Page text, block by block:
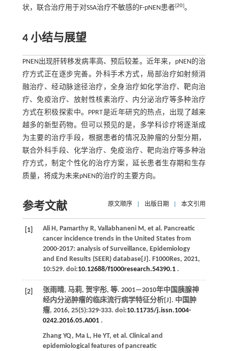
状，联合治疗用于对SSA治疗不敏感的F-pNEN患者[20]。
4 小结与展望
PNEN出现肝转移发病率高、预后较差。近年来，pNEN的治
疗方式正在逐步完善。外科手术方式，局部治疗如射频消
融治疗、经动脉途径治疗，全身治疗如化学治疗、靶向治
疗、免疫治疗、放射性核素治疗、内分泌治疗等多种治疗
方式在积极探索中。PPRT是近年研究的热点，出现了越来
越多的新型药物。但可以预见的是，多学科诊疗将逐渐成
为主要的治疗手段，根据患者的情况及肿瘤的分型分期，
联合外科手段、化学治疗、免疫治疗、靶向治疗等多种治
疗方式，制定个性化的治疗方案，延长患者生存期和生存
质量，将成为未来pNEN的治疗的主要方向。
参考文献 原文顺序 出版日期 本文引用
[1] Ali H, Pamarthy R, Vallabhaneni M, et al. Pancreatic
cancer incidence trends in the United States from
2000-2017: analysis of Surveillance, Epidemiology
and End Results (SEER) database[J]. F1000Res, 2021,
10:529. doi:10.12688/f1000research.54390.1.
[2] 张雨晴, 马莉, 贺宇彤, 等. 2001—2010年中国胰腺神
经内分泌肿瘤的临床流行病学特征分析[J]. 中国肿
瘤, 2016, 25(5):329-333. doi:10.11735/j.issn.1004-
0242.2016.05.A001.
Zhang YQ, Ma L, He YT, et al. Clinical and
epidemiological features of pancreatic